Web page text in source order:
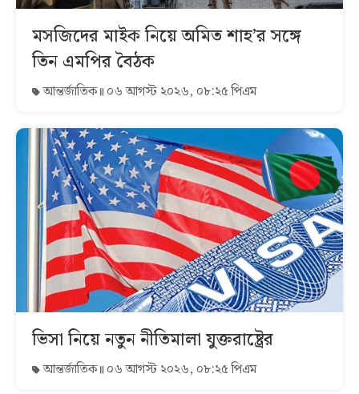
মসজিদের মাইক নিয়ে অমিত শাহ’র সঙ্গে
তিন এমপির বৈঠক
আন্তর্জাতিক ০৬ আগস্ট ২০২৬, ০৮:২৫ পিএম
ভিসা নিয়ে নতুন নীতিমালা যুক্তরাষ্ট্রের
আন্তর্জাতিক ০৬ আগস্ট ২০২৬, ০৮:২৫ পিএম